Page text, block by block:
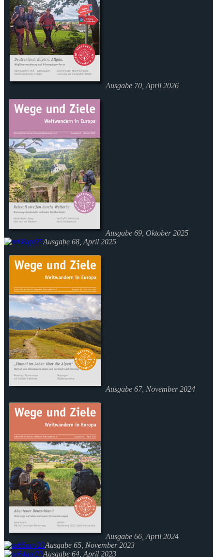
Ausgabe 70, April 2026
Ausgabe 69, Oktober 2025
Ausgabe 68, April 2025
Ausgabe 67, November 2024
Ausgabe 66, April 2024
Ausgabe 65, November 2023
Ausgabe 64, April 2023